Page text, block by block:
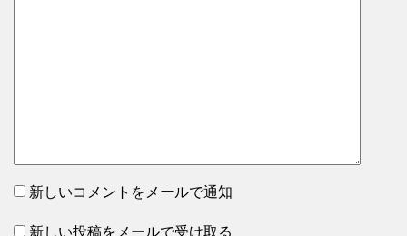
新しいコメントをメールで通知
新しい投稿をメールで受け取る